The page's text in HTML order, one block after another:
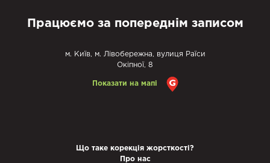
Працюємо за попереднім записом
м. Київ, м. Лівобережна, вулиця Раїси
Окіпної, 8
Показати на мапі
Що таке корекція жорсткості?
Про нас